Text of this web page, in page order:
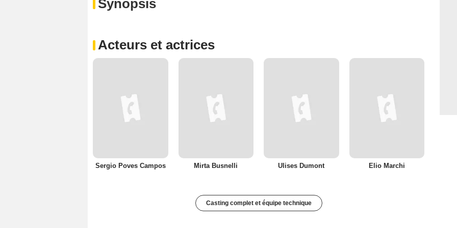
Synopsis
Acteurs et actrices
Sergio Poves Campos Mirta Busnelli Ulises Dumont Elio Marchi
Casting complet et équipe technique